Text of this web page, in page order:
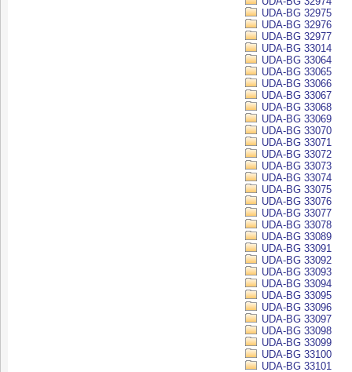
UDA-BG 32975
UDA-BG 32976
UDA-BG 32977
UDA-BG 33014
UDA-BG 33064
UDA-BG 33065
UDA-BG 33066
UDA-BG 33067
UDA-BG 33068
UDA-BG 33069
UDA-BG 33070
UDA-BG 33071
UDA-BG 33072
UDA-BG 33073
UDA-BG 33074
UDA-BG 33075
UDA-BG 33076
UDA-BG 33077
UDA-BG 33078
UDA-BG 33089
UDA-BG 33091
UDA-BG 33092
UDA-BG 33093
UDA-BG 33094
UDA-BG 33095
UDA-BG 33096
UDA-BG 33097
UDA-BG 33098
UDA-BG 33099
UDA-BG 33100
UDA-BG 33101